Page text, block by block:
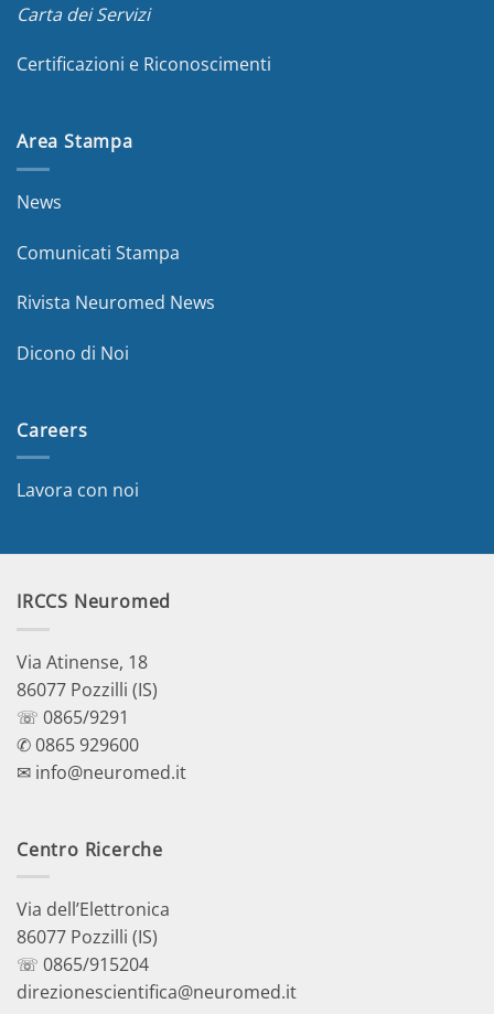
Carta dei Servizi
Certificazioni e Riconoscimenti
Area Stampa
News
Comunicati Stampa
Rivista Neuromed News
Dicono di Noi
Careers
Lavora con noi
IRCCS Neuromed
Via Atinense, 18
86077 Pozzilli (IS)
☏ 0865/9291
✆ 0865 929600
✉ info@neuromed.it
Centro Ricerche
Via dell’Elettronica
86077 Pozzilli (IS)
☏ 0865/915204
direzionescientifica@neuromed.it